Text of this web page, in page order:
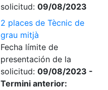
solicitud: 09/08/2023
2 places de Tècnic de
grau mitjà
Fecha límite de
presentación de la
solicitud: 09/08/2023 -
Termini anterior: